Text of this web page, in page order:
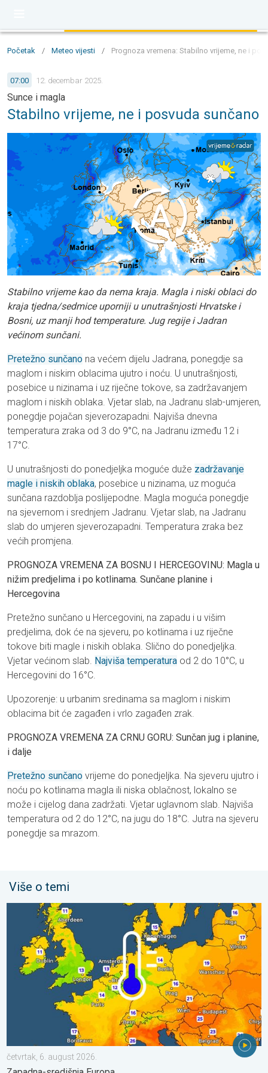
Početak / Meteo vijesti / Prognoza vremena: Stabilno vrijeme, ne i
07:00 12. decembar 2025.
Sunce i magla
Stabilno vrijeme, ne i posvuda sunčano
Stabilno vrijeme kao da nema kraja. Magla i niski oblaci do
kraja tjedna/sedmice uporniji u unutrašnjosti Hrvatske i
Bosni, uz manji hod temperature. Jug regije i Jadran
većinom sunčani.
Pretežno sunčano na većem dijelu Jadrana, ponegdje sa
maglom i niskim oblacima ujutro i noću. U unutrašnjosti,
posebice u nizinama i uz riječne tokove, sa zadržavanjem
maglom i niskih oblaka. Vjetar slab, na Jadranu slab-umjeren,
ponegdje pojačan sjeverozapadni. Najviša dnevna
temperatura zraka od 3 do 9°C, na Jadranu između 12 i
17°C.
U unutrašnjosti do ponedjeljka moguće duže zadržavanje
magle i niskih oblaka, posebice u nizinama, uz moguća
sunčana razdoblja poslijepodne. Magla moguća ponegdje
na sjevernom i srednjem Jadranu. Vjetar slab, na Jadranu
slab do umjeren sjeverozapadni. Temperatura zraka bez
većih promjena.
PROGNOZA VREMENA ZA BOSNU I HERCEGOVINU: Magla u
nižim predjelima i po kotlinama. Sunčane planine i
Hercegovina
Pretežno sunčano u Hercegovini, na zapadu i u višim
predjelima, dok će na sjeveru, po kotlinama i uz riječne
tokove biti magle i niskih oblaka. Slično do ponedjeljka.
Vjetar većinom slab. Najviša temperatura od 2 do 10°C, u
Hercegovini do 16°C.
Upozorenje: u urbanim sredinama sa maglom i niskim
oblacima bit će zagađen i vrlo zagađen zrak.
PROGNOZA VREMENA ZA CRNU GORU: Sunčan jug i planine,
i dalje
Pretežno sunčano vrijeme do ponedjeljka. Na sjeveru ujutro i
noću po kotlinama magla ili niska oblačnost, lokalno se
može i cijelog dana zadržati. Vjetar uglavnom slab. Najviša
temperatura od 2 do 12°C, na jugu do 18°C. Jutra na sjeveru
ponegdje sa mrazom.
Više o temi
Hladnije noći pred nama. Zapadna-središnja Europa. . .
četvrtak, 6. august 2026.